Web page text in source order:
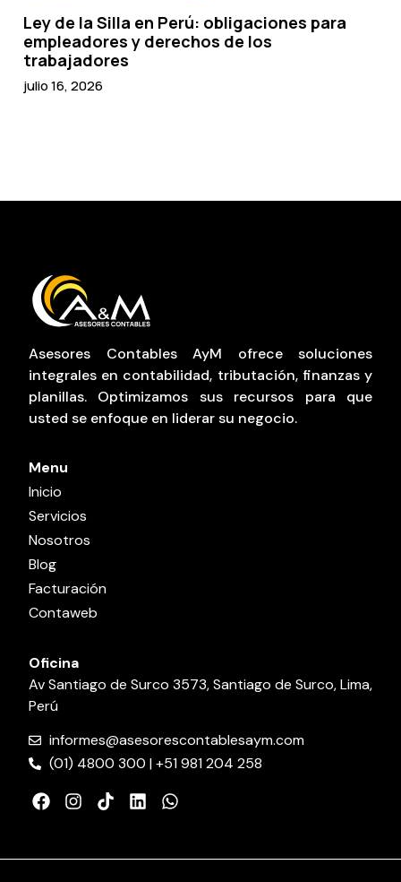
Ley de la Silla en Perú: obligaciones para
empleadores y derechos de los
trabajadores
julio 16, 2026
Asesores Contables AyM ofrece soluciones
integrales en contabilidad, tributación, finanzas y
planillas. Optimizamos sus recursos para que
usted se enfoque en liderar su negocio.
Menu
Inicio
Servicios
Nosotros
Blog
Facturación
Contaweb
Oficina
Av Santiago de Surco 3573, Santiago de Surco, Lima,
Perú
informes@asesorescontablesaym.com
(01) 4800 300 | +51 981 204 258